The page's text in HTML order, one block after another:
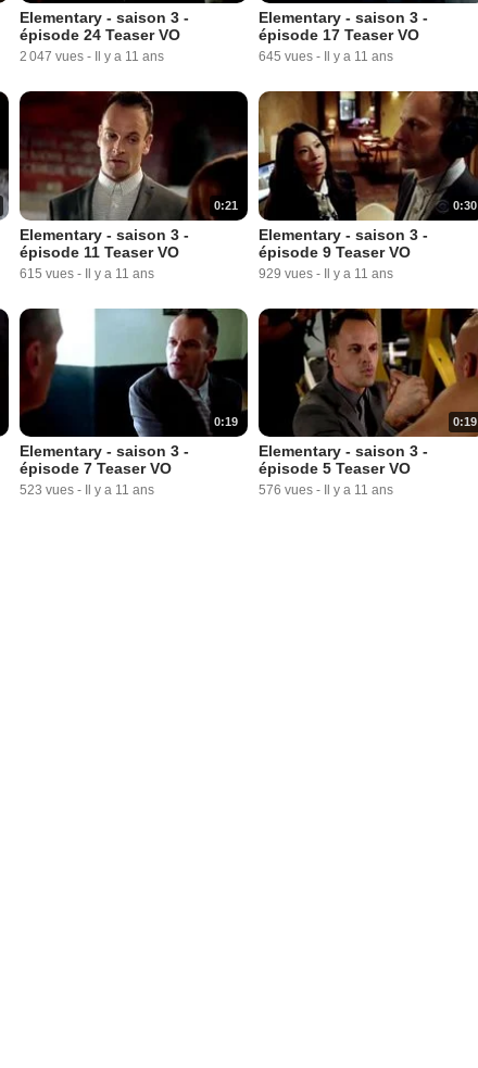
Elementary - saison 3 -
épisode 24 Teaser VO
2 047 vues - Il y a 11 ans
Elementary - saison 3 -
épisode 17 Teaser VO
645 vues - Il y a 11 ans
0:21
Elementary - saison 3 -
épisode 11 Teaser VO
615 vues - Il y a 11 ans
0:30
Elementary - saison 3 -
épisode 9 Teaser VO
929 vues - Il y a 11 ans
0:19
Elementary - saison 3 -
épisode 7 Teaser VO
523 vues - Il y a 11 ans
0:19
Elementary - saison 3 -
épisode 5 Teaser VO
576 vues - Il y a 11 ans